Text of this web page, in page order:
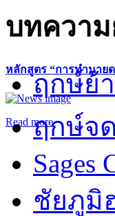
หลักสูตร “การทำนาย
Read more
บทควา
ฤกษ์ย้
ฤกษ์จ
Sages
ชัยภูมิ